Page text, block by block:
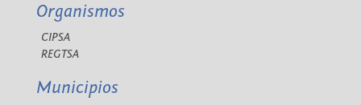
Organismos
CIPSA
REGTSA
Municipios